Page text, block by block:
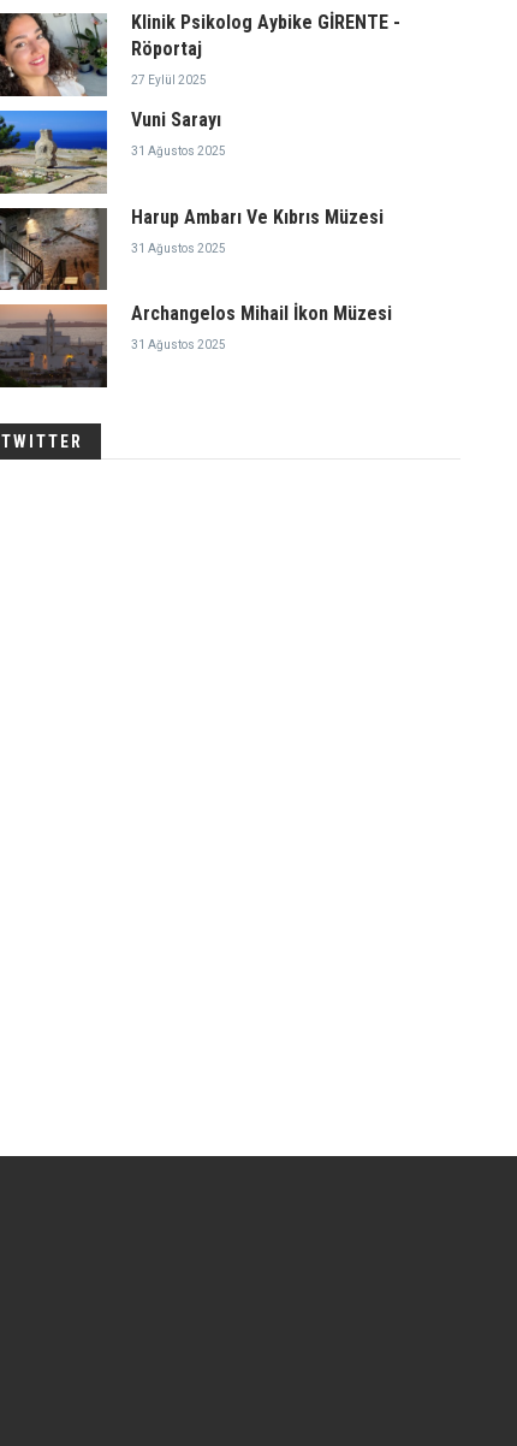
Klinik Psikolog Aybike GİRENTE -
Röportaj
27 Eylül 2025
Vuni Sarayı
31 Ağustos 2025
Harup Ambarı Ve Kıbrıs Müzesi
31 Ağustos 2025
Archangelos Mihail İkon Müzesi
31 Ağustos 2025
TWITTER